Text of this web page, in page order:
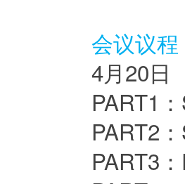
会议议程
4月20日
PART1
PART2
PART3